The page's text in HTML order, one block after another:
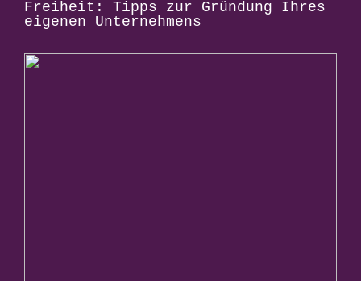
Freiheit: Tipps zur Gründung Ihres
eigenen Unternehmens